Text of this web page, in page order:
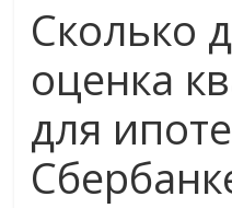
Сколько
оценка
для